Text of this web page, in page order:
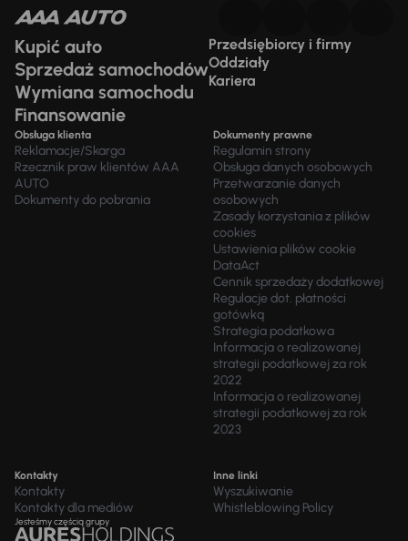
Kupić auto
Sprzedaż samochodów
Wymiana samochodu
Finansowanie
Przedsiębiorcy i firmy
Oddziały
Kariera
Obsługa klienta
Reklamacje/Skarga
Rzecznik praw klientów AAA
AUTO
Dokumenty do pobrania
Dokumenty prawne
Regulamin strony
Obsługa danych osobowych
Przetwarzanie danych
osobowych
Zasady korzystania z plików
cookies
Ustawienia plików cookie
DataAct
Cennik sprzedaży dodatkowej
Regulacje dot. płatności
gotówką
Strategia podatkowa
Informacja o realizowanej
strategii podatkowej za rok
2022
Informacja o realizowanej
strategii podatkowej za rok
2023
Kontakty
Kontakty
Kontakty dla mediów
Inne linki
Wyszukiwanie
Whistleblowing Policy
Jesteśmy częścią grupy